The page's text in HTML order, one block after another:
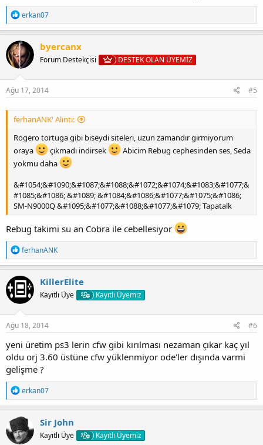
T
e
p
k
i
l
e
r
:
erkan07
byercanx
Forum Destekçisi DESTEK OLAN ÜYEMİZ
Ağu 17, 2014 #5
ferhanANK' Alıntı:
Rogero tortuga gibi biseydi siteleri, uzun zamandır girmiyorum
oraya
çıkmadı indirsek
Abicim Rebug cephesinden ses, Seda
yokmu daha
&#1054;&#1090;&#1087;&#1088;&#1072;&#1074;&#1083;&#1077;&
#1085;&#1086; &#1089; &#1084;&#1086;&#1077;&#1075;&#1086;
SM-N9000Q &#1095;&#1077;&#1088;&#1077;&#1079; Tapatalk
Rebug takimi su an Cobra ile cebellesiyor
T
e
p
k
i
l
e
r
:
ferhanANK
KillerElite
Kayıtlı Üye Kayıtlı Üyemiz
Ağu 18, 2014 #6
yeni üretim ps3 lerin cfw gibi kırılması nezaman çıkar kaç yıl
oldu orj 3.60 üstüne cfw yüklenmiyor ode'ler dışında varmi
gelişme ?
T
e
p
k
l
erkan07
Sir John
Kayıtlı Üye Kayıtlı Üyemiz